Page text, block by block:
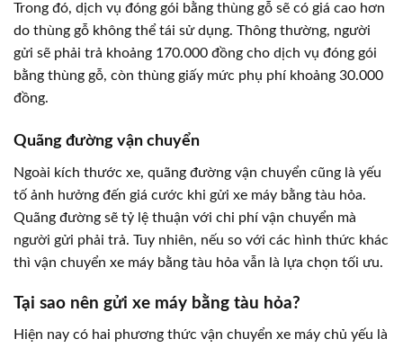
Trong đó, dịch vụ đóng gói bằng thùng gỗ sẽ có giá cao hơn
do thùng gỗ không thể tái sử dụng. Thông thường, người
gửi sẽ phải trả khoảng 170.000 đồng cho dịch vụ đóng gói
bằng thùng gỗ, còn thùng giấy mức phụ phí khoảng 30.000
đồng.
Quãng đường vận chuyển
Ngoài kích thước xe, quãng đường vận chuyển cũng là yếu
tố ảnh hưởng đến giá cước khi gửi xe máy bằng tàu hỏa.
Quãng đường sẽ tỷ lệ thuận với chi phí vận chuyển mà
người gửi phải trả. Tuy nhiên, nếu so với các hình thức khác
thì vận chuyển xe máy bằng tàu hỏa vẫn là lựa chọn tối ưu.
Tại sao nên gửi xe máy bằng tàu hỏa?
Hiện nay có hai phương thức vận chuyển xe máy chủ yếu là